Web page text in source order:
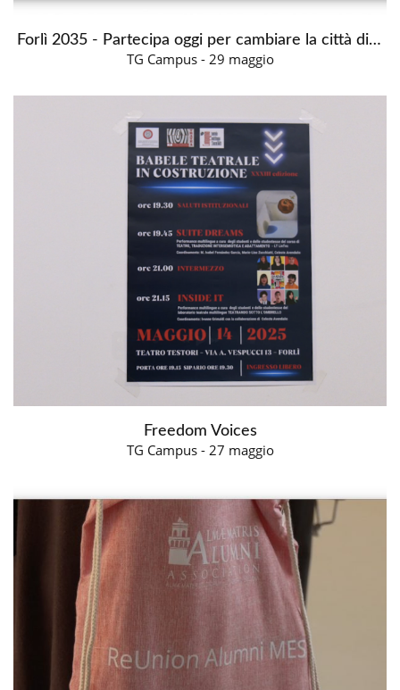
Forlì 2035 - Partecipa oggi per cambiare la città di domani
TG Campus - 29 maggio
Freedom Voices
TG Campus - 27 maggio